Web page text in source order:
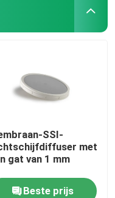
SSI-
met
gat van 1 mm
Beste prijs